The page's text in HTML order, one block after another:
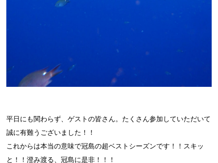
平日にも関わらず、ゲストの皆さん。たくさん参加していただいて
誠に有難うございました！！
これからは本当の意味で冠島の超ベストシーズンです！！スキッ
と！！澄み渡る、冠島に是非！！！